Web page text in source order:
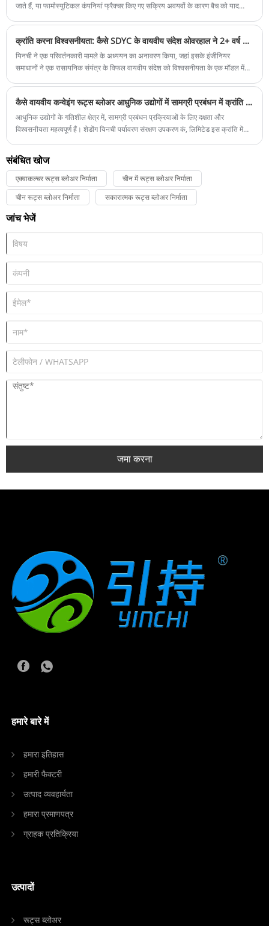
जाते हैं, या फार्मास्युटिकल कंपनियां फ्रैक्चर किए गए सक्रिय अवयवों के कारण बैच को याद
क्रांति करना विश्वसनीयता: कैसे SDYC के वायवीय संदेश ओवरहाल ने 2+ वर्ष शून्य डाउनटाइम हासिल किया
यिनची ने एक परिवर्तनकारी मामले के अध्ययन का अनावरण किया, जहां इसके इंजीनियर
समाधानों ने एक रासायनिक संयंत्र के विफल वायवीय संदेश को विश्वसनीयता के एक मॉडल में
कैसे वायवीय कन्वेइंग रूट्स ब्लोअर आधुनिक उद्योगों में सामग्री प्रबंधन में क्रांति लाते हैं
आधुनिक उद्योगों के गतिशील क्षेत्र में, सामग्री प्रबंधन प्रक्रियाओं के लिए दक्षता और
विश्वसनीयता महत्वपूर्ण हैं। शेडोंग यिनची पर्यावरण संरक्षण उपकरण कं, लिमिटेड इस क्रांति में
के तरीके को बदल देता है। ये नवोन्मेषी उपकरण अपरिहार्य हो गए हैं, जो महत्वपूर्ण लाभ प्रदान
करते हैं जो उत्पादकता और परिचालन दक्षता को बढ़ाते हैं।
संबंधित खोज
एक्वाकल्चर रूट्स ब्लोअर निर्माता
चीन में रूट्स ब्लोअर निर्माता
चीन रूट्स ब्लोअर निर्माता
सकारात्मक रूट्स ब्लोअर निर्माता
जांच भेजें
जमा करना
हमारे बारे में
हमारा इतिहास
हमारी फैक्टरी
उत्पाद व्यवहार्यता
हमारा प्रमाणपत्र
ग्राहक प्रतिक्रिया
उत्पादों
रूट्स ब्लोअर